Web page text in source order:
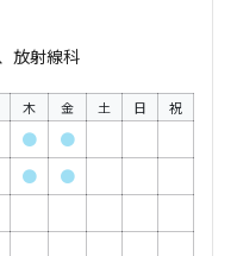
放射線科
木 金 土 日 祝
●
●
●
●